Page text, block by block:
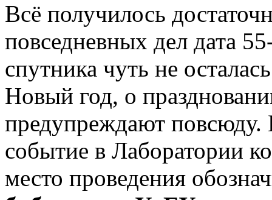
Всё получилось
повседневных дел дата
спутника чуть не
Новый год, о
предупреждают повсюду.
событие в Лаборатории
место проведения